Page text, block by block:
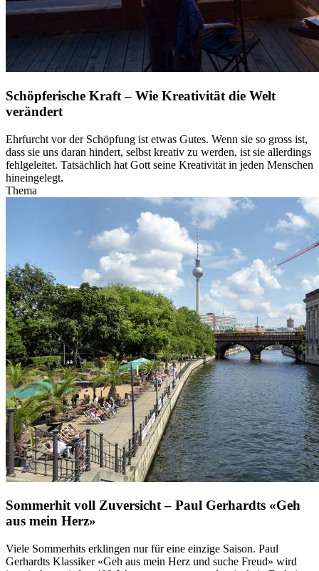
Schöpferische Kraft – Wie Kreativität die Welt
verändert
Ehrfurcht vor der Schöpfung ist etwas Gutes. Wenn sie so gross ist,
dass sie uns daran hindert, selbst kreativ zu werden, ist sie allerdings
fehlgeleitet. Tatsächlich hat Gott seine Kreativität in jeden Menschen
hineingelegt.
Thema
Sommerhit voll Zuversicht – Paul Gerhardts «Geh
aus mein Herz»
Viele Sommerhits erklingen nur für eine einzige Saison. Paul
Gerhardts Klassiker «Geh aus mein Herz und suche Freud» wird